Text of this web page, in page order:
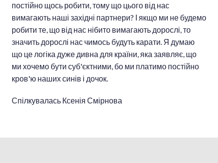
постійно щось робити, тому що цього від нас
вимагають наші західні партнери? І якщо ми не будемо
робити те, що від нас нібито вимагають дорослі, то
значить дорослі нас чимось будуть карати. Я думаю
що це логіка дуже дивна для країни, яка заявляє, що
ми хочемо бути суб'єктними, бо ми платимо постійно
кров'ю наших синів і дочок.
Спілкувалась Ксенія Смірнова